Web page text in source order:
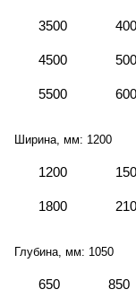
3500
4500
5500
Ширина, мм: 1200
1200
1800
Глубина, мм: 1050
650 850